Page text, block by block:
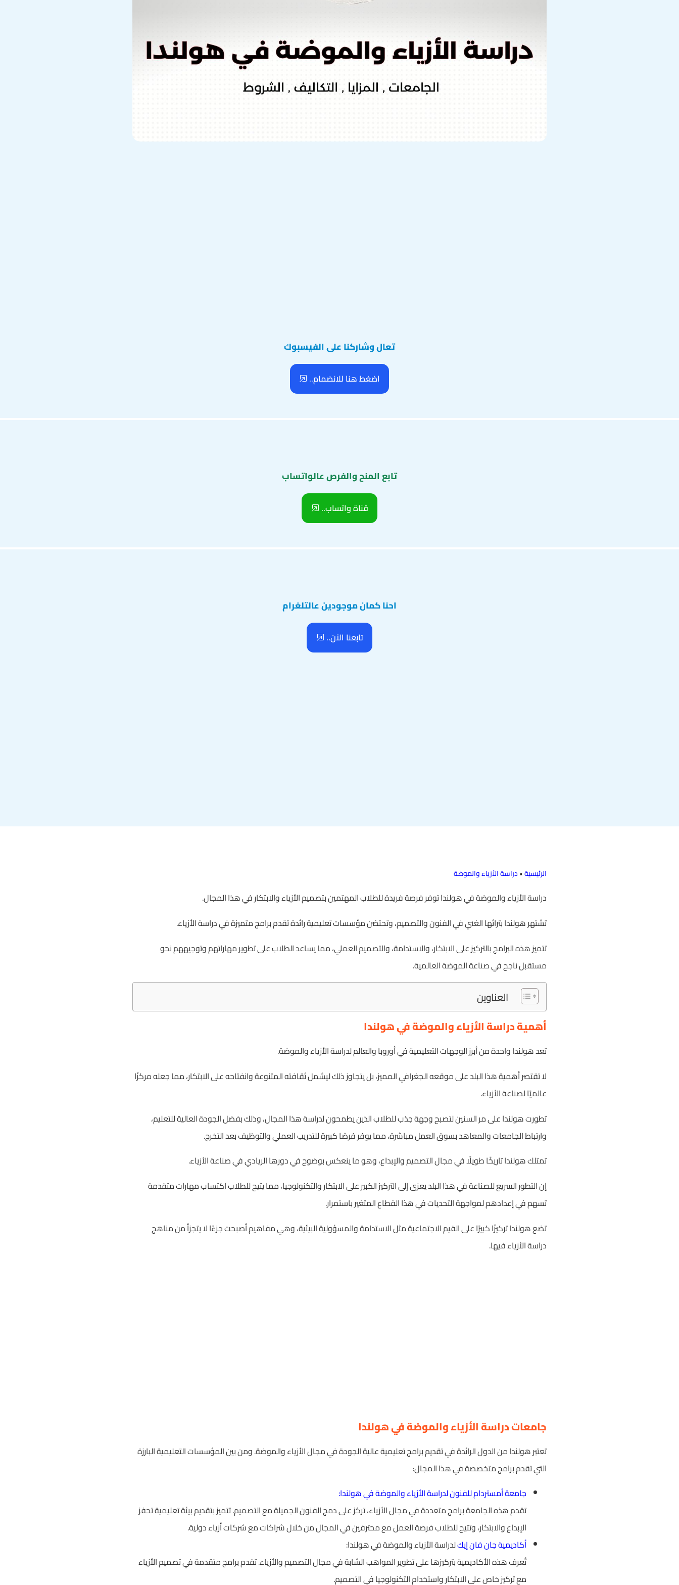
تعال وشاركنا على الفيسبوك
اضغط هنا للانضمام..
تابع المنح والفرص عالواتساب
قناة واتساب..
احنا كمان موجودين عالتلغرام
تابعنا الآن..
الرئيسية•دراسة الأزياء والموضة
دراسة الأزياء والموضة في هولندا توفر فرصة فريدة للطلاب المهتمين بتصميم الأزياء والابتكار في هذا المجال.
تشتهر هولندا بتراثها الغني في الفنون والتصميم، وتحتضن مؤسسات تعليمية رائدة تقدم برامج متميزة في دراسة الأزياء.
تتميز هذه البرامج بالتركيز على الابتكار، والاستدامة، والتصميم العملي، مما يساعد الطلاب على تطوير مهاراتهم وتوجيههم نحو
مستقبل ناجح في صناعة الموضة العالمية.
العناوين
أهمية دراسة الأزياء والموضة في هولندا
تعد هولندا واحدة من أبرز الوجهات التعليمية في أوروبا والعالم لدراسة الأزياء والموضة.
لا تقتصر أهمية هذا البلد على موقعه الجغرافي المميز، بل يتجاوز ذلك ليشمل ثقافته المتنوعة وانفتاحه على الابتكار، مما جعله مركزًا
عالميًا لصناعة الأزياء.
تطورت هولندا على مر السنين لتصبح وجهة جذب للطلاب الذين يطمحون لدراسة هذا المجال، وذلك بفضل الجودة العالية للتعليم،
وارتباط الجامعات والمعاهد بسوق العمل مباشرة، مما يوفر فرصًا كبيرة للتدريب العملي والتوظيف بعد التخرج.
تمتلك هولندا تاريخًا طويلًا في مجال التصميم والإبداع، وهو ما ينعكس بوضوح في دورها الريادي في صناعة الأزياء.
إن التطور السريع للصناعة في هذا البلد يعزى إلى التركيز الكبير على الابتكار والتكنولوجيا، مما يتيح للطلاب اكتساب مهارات متقدمة
تسهم في إعدادهم لمواجهة التحديات في هذا القطاع المتغير باستمرار.
تضع هولندا تركيزًا كبيرًا على القيم الاجتماعية مثل الاستدامة والمسؤولية البيئية، وهي مفاهيم أصبحت جزءًا لا يتجزأ من مناهج
دراسة الأزياء فيها.
جامعات دراسة الأزياء والموضة في هولندا
تعتبر هولندا من الدول الرائدة في تقديم برامج تعليمية عالية الجودة في مجال الأزياء والموضة. ومن بين المؤسسات التعليمية البارزة
التي تقدم برامج متخصصة في هذا المجال:
جامعة أمستردام للفنون لدراسة الأزياء والموضة في هولندا:
تقدم هذه الجامعة برامج متعددة في مجال الأزياء، تركز على دمج الفنون الجميلة مع التصميم. تتميز بتقديم بيئة تعليمية تحفز
الإبداع والابتكار، وتتيح للطلاب فرصة العمل مع محترفين في المجال من خلال شراكات مع شركات أزياء دولية.
أكاديمية جان فان إيكلدراسة الأزياء والموضة في هولندا:
تُعرف هذه الأكاديمية بتركيزها على تطوير المواهب الشابة في مجال التصميم والأزياء. تقدم برامج متقدمة في تصميم الأزياء
مع تركيز خاص على الابتكار واستخدام التكنولوجيا في التصميم.